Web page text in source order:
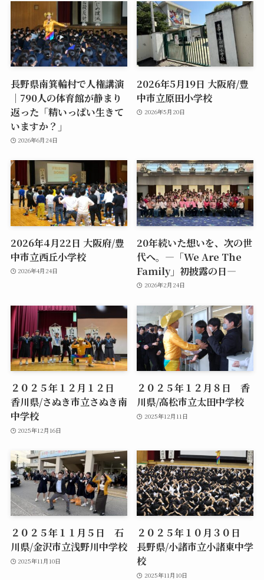
長野県南箕輪村で人権講演
｜790人の体育館が静まり
返った「精いっぱい生きて
いますか？」
2026年6月24日
2026年5月19日 大阪府/豊
中市立原田小学校
2026年5月20日
2026年4月22日 大阪府/豊
中市立西丘小学校
2026年4月24日
20年続いた想いを、次の世
代へ。―「We Are The
Family」初披露の日―
2026年2月24日
２０２５年１２月１２日
香川県/さぬき市立さぬき南
中学校
2025年12月16日
２０２５年１２月８日 香
川県/高松市立太田中学校
2025年12月11日
２０２５年１１月５日 石
川県/金沢市立浅野川中学校
2025年11月10日
２０２５年１０月３０日
長野県/小諸市立小諸東中学
校
2025年11月10日